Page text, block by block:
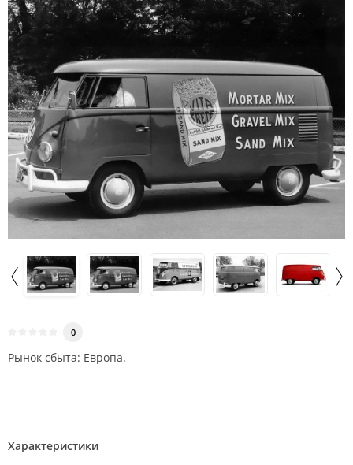
0
Рынок сбыта: Европа.
Характеристики